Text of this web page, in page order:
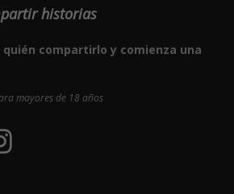
historias
quién compartirlo y comienza una
mayores de 18 años